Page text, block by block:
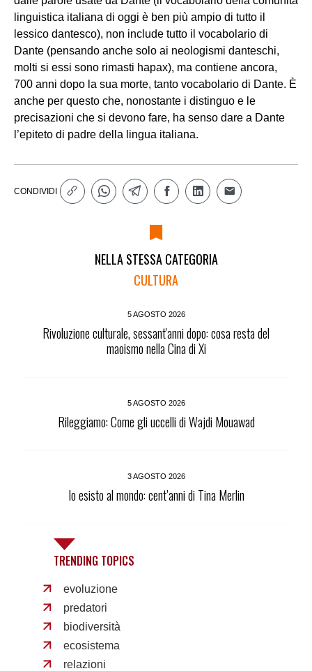
linguistica italiana di oggi è ben più ampio di tutto il
lessico dantesco), non include tutto il vocabolario di
Dante (pensando anche solo ai neologismi danteschi,
molti si essi sono rimasti hapax), ma contiene ancora,
700 anni dopo la sua morte, tanto vocabolario di Dante. È
anche per questo che, nonostante i distinguo e le
precisazioni che si devono fare, ha senso dare a Dante
l’epiteto di padre della lingua italiana.
CONDIVIDI
NELLA STESSA CATEGORIA
CULTURA
5 AGOSTO 2026
Rivoluzione culturale, sessant'anni dopo: cosa resta del
maoismo nella Cina di Xi
5 AGOSTO 2026
Rileggiamo: Come gli uccelli di Wajdi Mouawad
3 AGOSTO 2026
Io esisto al mondo: cent’anni di Tina Merlin
TRENDING TOPICS
evoluzione
predatori
biodiversità
ecosistema
relazioni